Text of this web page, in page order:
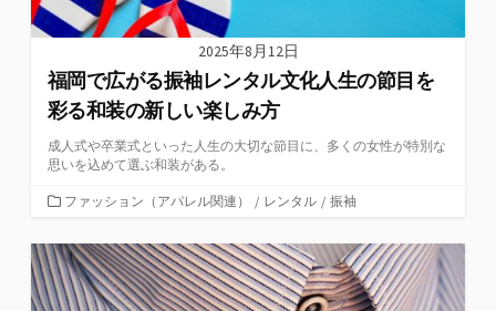
2025年8月12日
福岡で広がる振袖レンタル文化人生の節目を
彩る和装の新しい楽しみ方
成人式や卒業式といった人生の大切な節目に、多くの女性が特別な
思いを込めて選ぶ和装がある。
カ
ゴ
リ
ー
ファッション（アパレル関連） / レンタル / 振袖